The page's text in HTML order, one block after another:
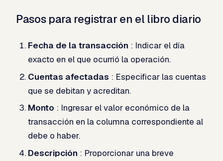
Pasos para registrar en el libro diario
Fecha de la transacción : Indicar el día
exacto en el que ocurrió la operación.
Cuentas afectadas : Especificar las cuentas
que se debitan y acreditan.
Monto : Ingresar el valor económico de la
transacción en la columna correspondiente al
debe o haber.
Descripción : Proporcionar una breve